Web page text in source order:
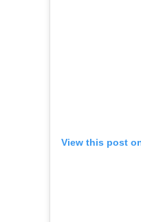
View this post